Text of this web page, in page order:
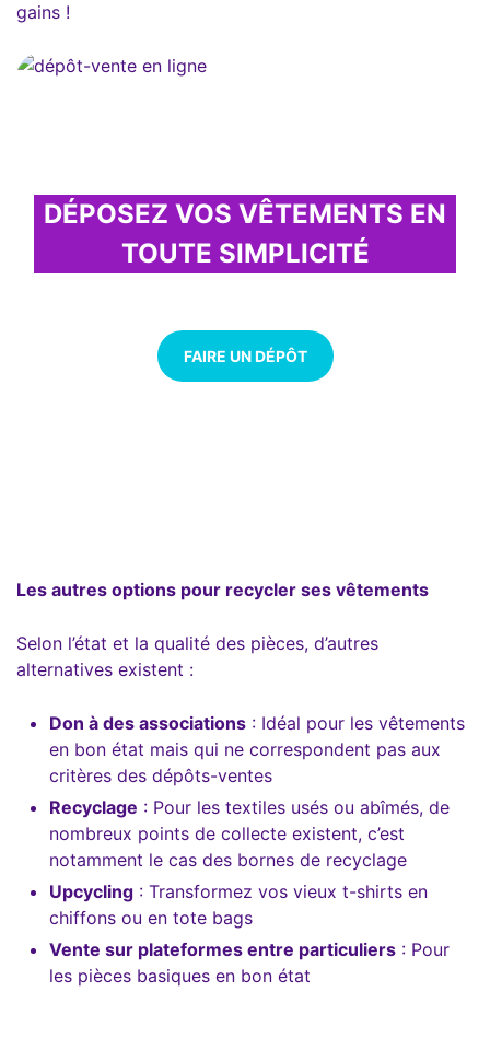
gains !
DÉPOSEZ VOS VÊTEMENTS EN
TOUTE SIMPLICITÉ
FAIRE UN DÉPÔT
Les autres options pour recycler ses vêtements
Selon l’état et la qualité des pièces, d’autres
alternatives existent :
Don à des associations : Idéal pour les vêtements
en bon état mais qui ne correspondent pas aux
critères des dépôts-ventes
Recyclage : Pour les textiles usés ou abîmés, de
nombreux points de collecte existent, c’est
notamment le cas des bornes de recyclage
Upcycling : Transformez vos vieux t-shirts en
chiffons ou en tote bags
Vente sur plateformes entre particuliers : Pour
les pièces basiques en bon état